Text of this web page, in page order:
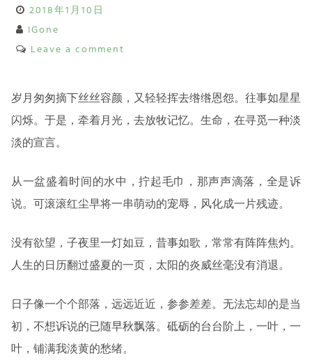
2018年1月10日
IGone
Leave a comment
岁月匆匆摘下丝丝容颜，又轻轻挥去绺绺恩怨。往事如星星
闪烁。于是，牵着月光，去放牧记忆。生命，在寻觅一种淡
淡的宣言。
从一盆盛着时间的水中，拧起毛巾，那声声滴落，全是诉
说。可滚滚红尘早将一串萌动的宠辱，风化成一片残迹。
没有欲望，子夜里一灯如豆，昔事如歌，常常有阵阵焦灼。
人生的日历翻过盛夏的一页，太阳的炎威丝毫没有消退。
日子像一个个部落，远远近近，参参差差。无法忘却的是当
初，不想诉说的已随早秋飘落。砥砺的台台阶上，一叶，一
叶，铺满我淡黄的愁绪。